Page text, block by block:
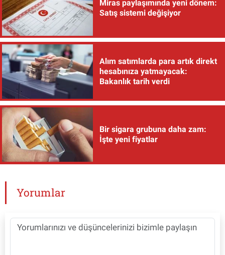
Miras paylaşımında yeni dönem:
Satış sistemi değişiyor
Alım satımlarda para artık direkt
hesabınıza yatmayacak:
Bakanlık tarih verdi
Bir sigara grubuna daha zam:
İşte yeni fiyatlar
Yorumlar